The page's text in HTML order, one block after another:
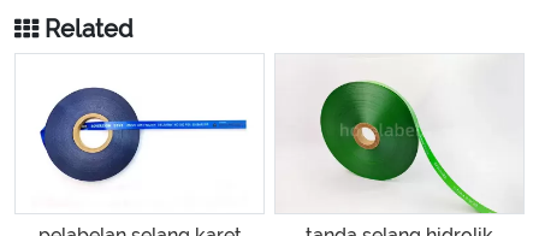
Related